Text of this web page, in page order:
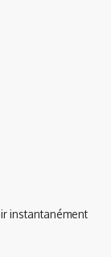
instantanément